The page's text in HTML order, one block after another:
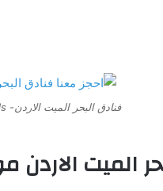
فنادق البحر الميت الاردن- Dead sea Hotels